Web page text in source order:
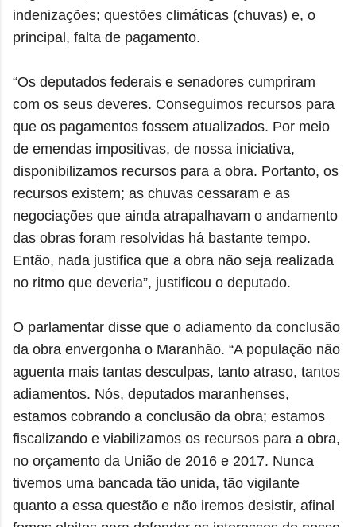
indenizações; questões climáticas (chuvas) e, o
principal, falta de pagamento.
“Os deputados federais e senadores cumpriram
com os seus deveres. Conseguimos recursos para
que os pagamentos fossem atualizados. Por meio
de emendas impositivas, de nossa iniciativa,
disponibilizamos recursos para a obra. Portanto, os
recursos existem; as chuvas cessaram e as
negociações que ainda atrapalhavam o andamento
das obras foram resolvidas há bastante tempo.
Então, nada justifica que a obra não seja realizada
no ritmo que deveria”, justificou o deputado.
O parlamentar disse que o adiamento da conclusão
da obra envergonha o Maranhão. “A população não
aguenta mais tantas desculpas, tanto atraso, tantos
adiamentos. Nós, deputados maranhenses,
estamos cobrando a conclusão da obra; estamos
fiscalizando e viabilizamos os recursos para a obra,
no orçamento da União de 2016 e 2017. Nunca
tivemos uma bancada tão unida, tão vigilante
quanto a essa questão e não iremos desistir, afinal